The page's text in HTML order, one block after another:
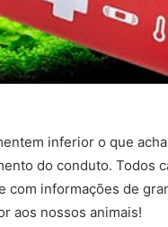
inferior o que
do conduto. Todos
com informações de
aos nossos animais!